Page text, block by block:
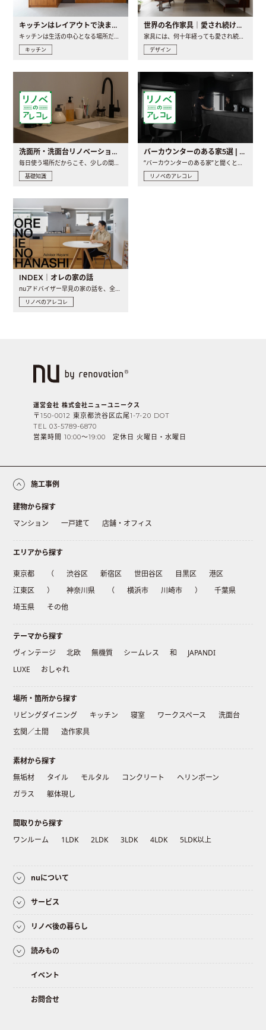
キッチンはレイアウトで決まる。後悔しないための考え方と選び方
キッチンは生活の中心となる場所だからこそ、家の中のどこに置..
キッチン
世界の名作家具｜愛され続ける理由と一生モノとの出会い方
家具には、何十年経っても愛され続ける「名作」と呼ばれるもの..
デザイン
洗面所・洗面台リノベーションの事例と間取りアイデア
毎日使う場所だからこそ、少しの間取りの工夫や素材の選び方で..
基礎知識
バーカウンターのある家5選 | 日常に馴染む“距離の近い”キッチンとは
“バーカウンターのある家”と聞くと、少し特別な、大人のための..
リノベのアレコレ
INDEX｜オレの家の話
nuアドバイザー早見の家の話を、全4話でお届け。リノベーションを..
リノベのアレコレ
運営会社 株式会社ニューユニークス
〒150-0012 東京都渋谷区広尾1-7-20 DOT
TEL 03-5789-6870
営業時間 10:00〜19:00 定休日 火曜日・水曜日
施工事例
建物から探す
マンション
一戸建て 店舗・オフィス
エリアから探す
東京都 （ 渋谷区 新宿区 世田谷区 目黒区
港区
江東区
） 神奈川県 （ 横浜市 川崎市 ）
千葉県
埼玉県
その他
テーマから探す
ヴィンテージ
北欧 無機質 シームレス 和
JAPANDI
LUXE
おしゃれ
場所・箇所から探す
リビングダイニング
キッチン 寝室 ワークスペース
洗面台
玄関／土間
造作家具
素材から探す
無垢材
タイル モルタル コンクリート
ヘリンボーン
ガラス
躯体現し
間取りから探す
ワンルーム
1LDK 2LDK 3LDK 4LDK 5LDK以上
nuについて
サービス
リノベ後の暮らし
読みもの
イベント
お問合せ